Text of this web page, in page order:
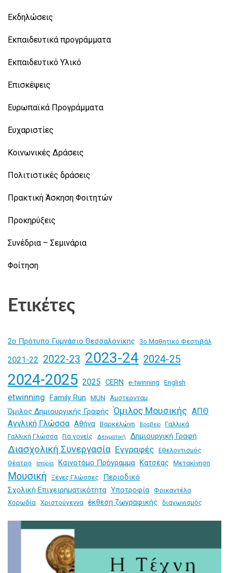
Εκδηλώσεις
Εκπαιδευτικά προγράμματα
Εκπαιδευτικό Υλικό
Επισκέψεις
Ευρωπαϊκά Προγράμματα
Ευχαριστίες
Κοινωνικές Δράσεις
Πολιτιστικές δράσεις
Πρακτική Άσκηση Φοιτητών
Προκηρύξεις
Συνέδρια – Σεμινάρια
Φοίτηση
Ετικέτες
2ο Πρότυπο Γυμνάσιο Θεσσαλονίκης 3ο Μαθητικό Φεστιβάλ
2021-22 2022-23 2023-24 2024-25
2024-2025 2025 CERN e-twinning English
etwinning Family Run MUN Άμστερνταμ
Όμιλος Δημιουργικής Γραφής Όμιλος Μουσικής ΑΠΘ
Αγγλική Γλώσσα Αθήνα Βαρκελώνη Βραβείο
Γαλλικά
Γαλλική Γλώσσα Για γονείς Δειγματική Δημιουργική Γραφή
Διασχολική Συνεργασία Εγγραφές Εθελοντισμός
Θέατρο
Ιστορία Καινοτόμο Πρόγραμμα Κατσέας Μετακίνηση
Μουσική Ξένες Γλώσσες
Περιοδικό
Σχολική Επιχειρηματικότητα Υποτροφία Φρικαντέλα
Χορωδία Χριστούγεννα έκθεση ζωγραφικής διαγωνισμός